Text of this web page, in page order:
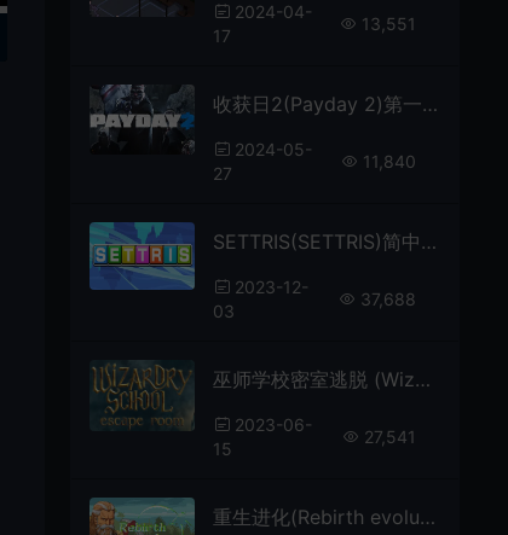
2024-04-
17
13,551
收获日2(Payday 2)第一人称射击游戏
2024-05-
27
11,840
SETTRIS(SETTRIS)简中|PC|PUZ|方块式拼图益智休闲游戏
2023-12-
03
37,688
巫师学校密室逃脱 (Wizardry School: Escape Room) 简中|PC|高难度密室解谜逃生游戏
2023-06-
15
27,541
重生进化(Rebirth evolution)简中|PC|SIM|2D像素风模拟战略游戏